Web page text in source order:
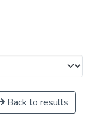
Back to results